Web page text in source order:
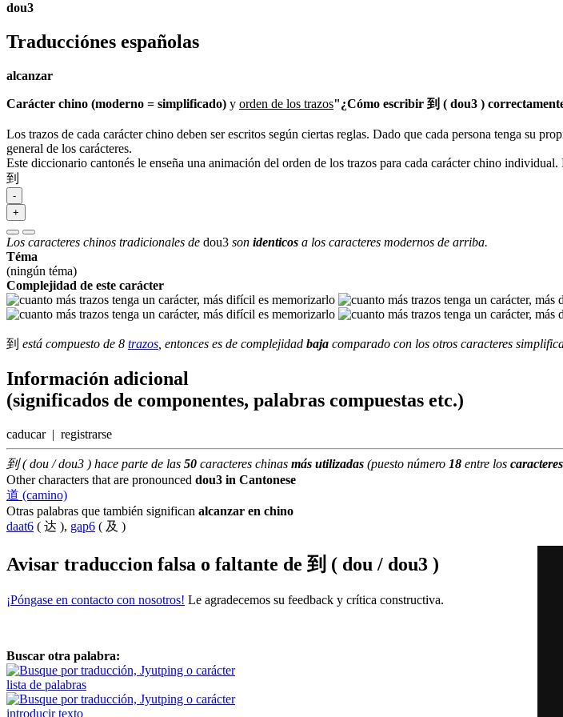
dou3
Traducciónes españolas
alcanzar
Carácter chino (moderno = simplificado) y orden de los trazos"¿Cómo escribir 到 ( dou3 )
Los trazos de cada carácter chino deben ser escritos según ciertas reglas. Dado que cada persona tenga su
general de los carácteres.
Este diccionario cantonés le enseña una animación del orden de los trazos para cada carácter chino
到
-
+
Los caracteres chinos tradicionales de dou3 son identicos a los caracteres modernos de arriba.
Téma
(ningún téma)
Complejidad de este carácter
到 está compuesto de 8 trazos , entonces es de complejidad baja comparado con los otros caracteres
Información adicional
(significados de componentes, palabras compuestas etc.)
caducar | registrarse
到 ( dou / dou3 ) hace parte de las 50 caracteres chinas más utilizadas (puesto número 18 entre los
Other characters that are pronounced dou3 in Cantonese
道 (camino)
Otras palabras que también significan alcanzar en chino
daat6 ( 达 ), gap6 ( 及 )
Avisar traduccion falsa o faltante de 到 ( dou / dou3 )
¡Póngase en contacto con nosotros! Le agradecemos su feedback y crítica constructiva.
Buscar otra palabra:
lista de palabras
introducir texto